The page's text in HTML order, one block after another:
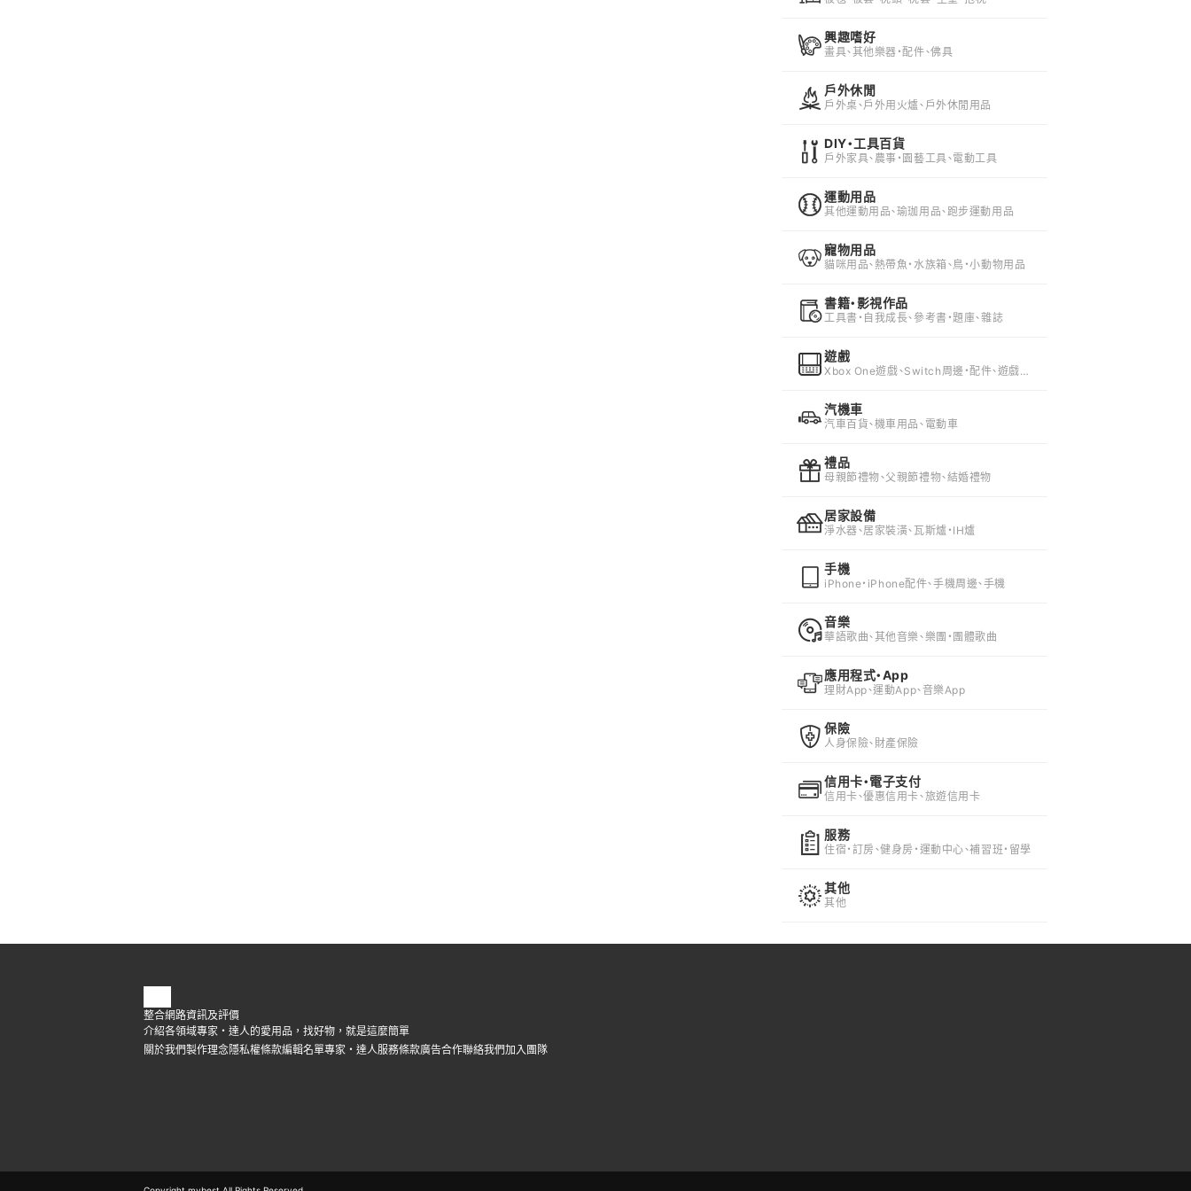
興趣嗜好
畫具、其他樂器・配件、佛具
戶外休閒
戶外桌、戶外用火爐、戶外休閒用品
DIY・工具百貨
戶外家具、農事・園藝工具、電動工具
運動用品
其他運動用品、瑜珈用品、跑步運動用品
寵物用品
貓咪用品、熱帶魚・水族箱、鳥・小動物用品
書籍・影視作品
工具書・自我成長、參考書・題庫、雜誌
遊戲
Xbox One遊戲、Switch周邊・配件、遊戲配
汽機車
汽車百貨、機車用品、電動車
禮品
母親節禮物、父親節禮物、結婚禮物
居家設備
淨水器、居家裝潢、瓦斯爐・IH爐
手機
iPhone・iPhone配件、手機周邊、手機
音樂
華語歌曲、其他音樂、樂團・團體歌曲
應用程式・App
理財App、運動App、音樂App
保險
人身保險、財產保險
信用卡・電子支付
信用卡、優惠信用卡、旅遊信用卡
服務
住宿・訂房、健身房・運動中心、補習班・留學
其他
其他
整合網路資訊及評價
介紹各領域專家・達人的愛用品，找好物，就是這麼簡單
關於我們製作理念隱私權條款編輯名單專家・達人服務條款廣告合作聯絡我們加入團隊